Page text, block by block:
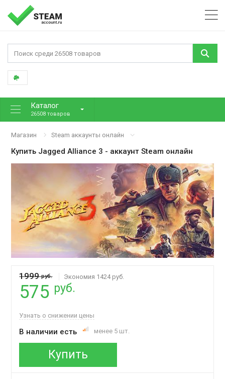
Каталог
26508 товаров
Магазин Steam аккаунты онлайн
Купить Jagged Alliance 3 - аккаунт Steam онлайн
1999руб. Экономия 1424 руб.
575 руб.
Узнать о снижении цены
В наличии есть менее 5 шт.
Купить